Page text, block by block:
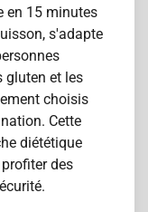
en 15 minutes
s'adapte
gluten et les
choisis
Cette
diététique
des